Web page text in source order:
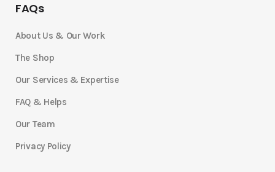
FAQs
About Us & Our Work
The Shop
Our Services & Expertise
FAQ & Helps
Our Team
Privacy Policy